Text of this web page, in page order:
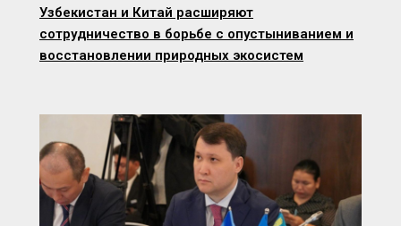
Узбекистан и Китай расширяют
сотрудничество в борьбе с опустыниванием и
восстановлении природных экосистем